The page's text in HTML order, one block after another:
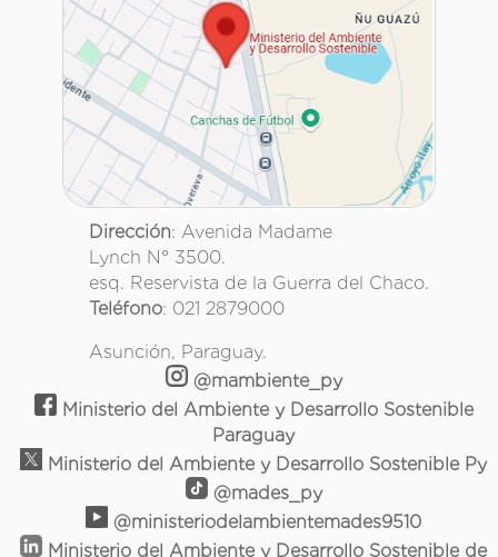
Dirección: Avenida Madame
Lynch N° 3500.
esq. Reservista de la Guerra del Chaco.
Teléfono: 021 2879000
Asunción, Paraguay.
@mambiente_py
Ministerio del Ambiente y Desarrollo Sostenible
Paraguay
Ministerio del Ambiente y Desarrollo Sostenible Py
@mades_py
@ministeriodelambientemades9510
Ministerio del Ambiente y Desarrollo Sostenible de